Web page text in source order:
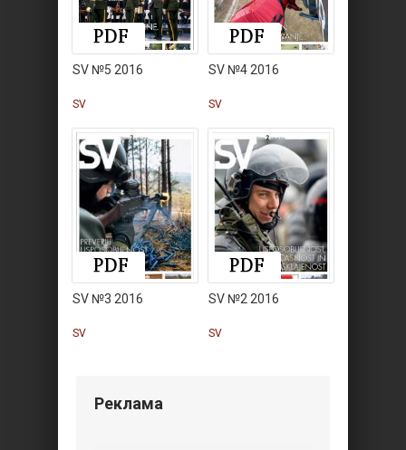
SV №5 2016
SV
SV №4 2016
SV
SV №3 2016
SV
SV №2 2016
SV
Реклама